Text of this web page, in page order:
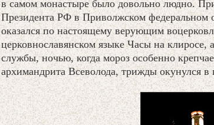
в самом монастыре было довольно людно.
Президента РФ в Приволжском федеральном
оказался по настоящему верующим
церковнославянском языке Часы на
службы, ночью, когда мороз особенно
архимандрита Всеволода, трижды окунулся